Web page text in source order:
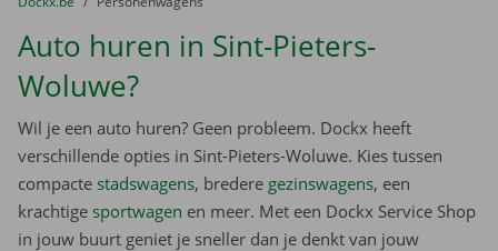
Auto huren in Sint-Pieters-
Woluwe?
Wil je een auto huren? Geen probleem. Dockx heeft
verschillende opties in Sint-Pieters-Woluwe. Kies tussen
compacte stadswagens, bredere gezinswagens, een
krachtige sportwagen en meer. Met een Dockx Service Shop
in jouw buurt geniet je sneller dan je denkt van jouw